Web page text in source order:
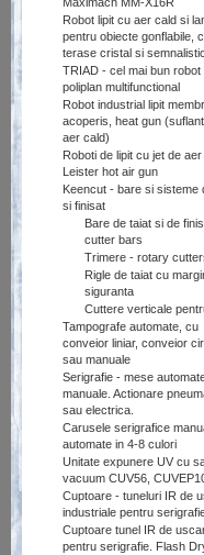
Robot lipit cu aer cald si
pentru obiecte gonflabile,
terase cristal si
TRIAD - cel mai bun robot
poliplan multifunctional
Robot industrial lipit
acoperis, heat gun
aer cald)
Roboti de lipit cu jet de
Leister hot air gun
Keencut - bare si sisteme
si finisat
Bare de taiat si de
cutter bars
Trimere - rotary
Rigle de taiat cu
siguranta
Cuttere verticale
Tampografe automate, cu
conveior liniar, conveior
sau manuale
Serigrafie - mese
manuale. Actionare
sau electrica.
Carusele serigrafice
automate in 4-8 culori
Unitate expunere UV cu
vacuum CUV56,
Cuptoare - tuneluri IR de
industriale pentru
Cuptoare tunel IR de
pentru serigrafie. Flash